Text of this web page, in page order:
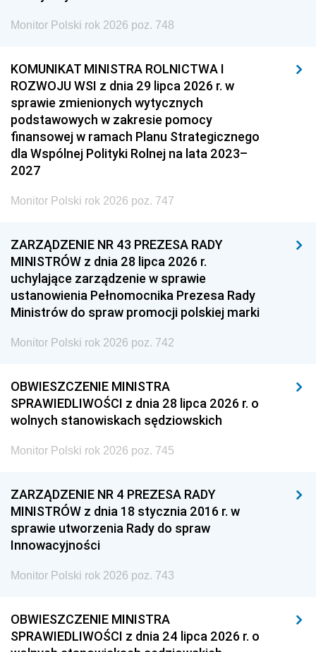
Monitor Polski rok 2026 poz. 748
KOMUNIKAT MINISTRA ROLNICTWA I
ROZWOJU WSI z dnia 29 lipca 2026 r. w
sprawie zmienionych wytycznych
podstawowych w zakresie pomocy
finansowej w ramach Planu Strategicznego
dla Wspólnej Polityki Rolnej na lata 2023–
2027
Monitor Polski rok 2026 poz. 747
ZARZĄDZENIE NR 43 PREZESA RADY
MINISTRÓW z dnia 28 lipca 2026 r.
uchylające zarządzenie w sprawie
ustanowienia Pełnomocnika Prezesa Rady
Ministrów do spraw promocji polskiej marki
Monitor Polski rok 2026 poz. 742
OBWIESZCZENIE MINISTRA
SPRAWIEDLIWOŚCI z dnia 28 lipca 2026 r. o
wolnych stanowiskach sędziowskich
Monitor Polski rok 2026 poz. 745
ZARZĄDZENIE NR 4 PREZESA RADY
MINISTRÓW z dnia 18 stycznia 2016 r. w
sprawie utworzenia Rady do spraw
Innowacyjności
Monitor Polski rok 2026 poz. 743
OBWIESZCZENIE MINISTRA
SPRAWIEDLIWOŚCI z dnia 24 lipca 2026 r. o